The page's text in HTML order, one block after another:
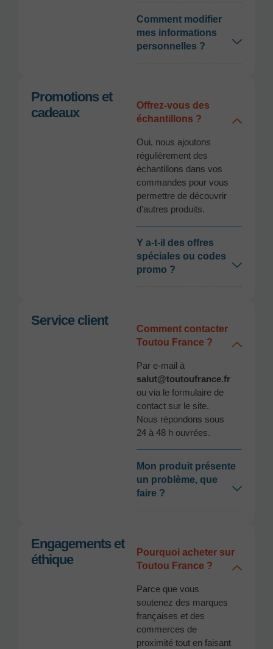
Comment modifier
mes informations
personnelles ?
Promotions et
cadeaux
Offrez-vous des
échantillons ?
Oui, nous ajoutons
régulièrement des
échantillons dans vos
commandes pour vous
permettre de découvrir
d’autres produits.
Y a-t-il des offres
spéciales ou codes
promo ?
Service client
Comment contacter
Toutou France ?
Par e-mail à
salut@toutoufrance.fr
ou via le formulaire de
contact sur le site.
Nous répondons sous
24 à 48 h ouvrées.
Mon produit présente
un problème, que
faire ?
Engagements et
éthique
Pourquoi acheter sur
Toutou France ?
Parce que vous
soutenez des marques
françaises et des
commerces de
proximité tout en faisant